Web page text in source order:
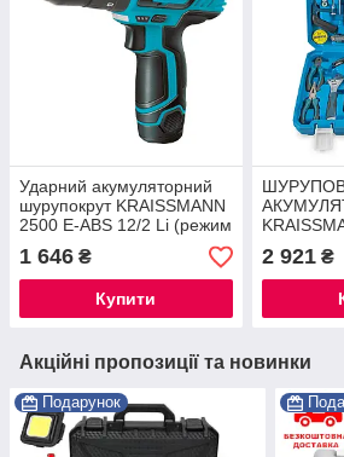
Ударний акумуляторний
шурупокрут KRAISSMANN
2500 E-ABS 12/2 Li (режим
ударне свердління)®
1 646 ₴
Купити
20/2 (З
2 921₴
Акційні пропозиції та новинки
Подарунок